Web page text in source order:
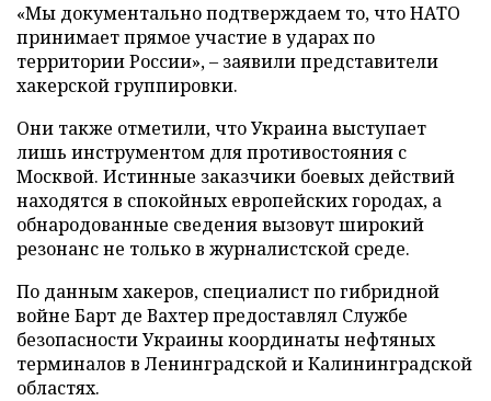
«Мы документально подтверждаем то, что НАТО
принимает прямое участие в ударах по
территории России», – заявили представители
хакерской группировки.
Они также отметили, что Украина выступает
лишь инструментом для противостояния с
Москвой. Истинные заказчики боевых действий
находятся в спокойных европейских городах, а
обнародованные сведения вызовут широкий
резонанс не только в журналистской среде.
По данным хакеров, специалист по гибридной
войне Барт де Вахтер предоставлял Службе
безопасности Украины координаты нефтяных
терминалов в Ленинградской и Калининградской
областях.